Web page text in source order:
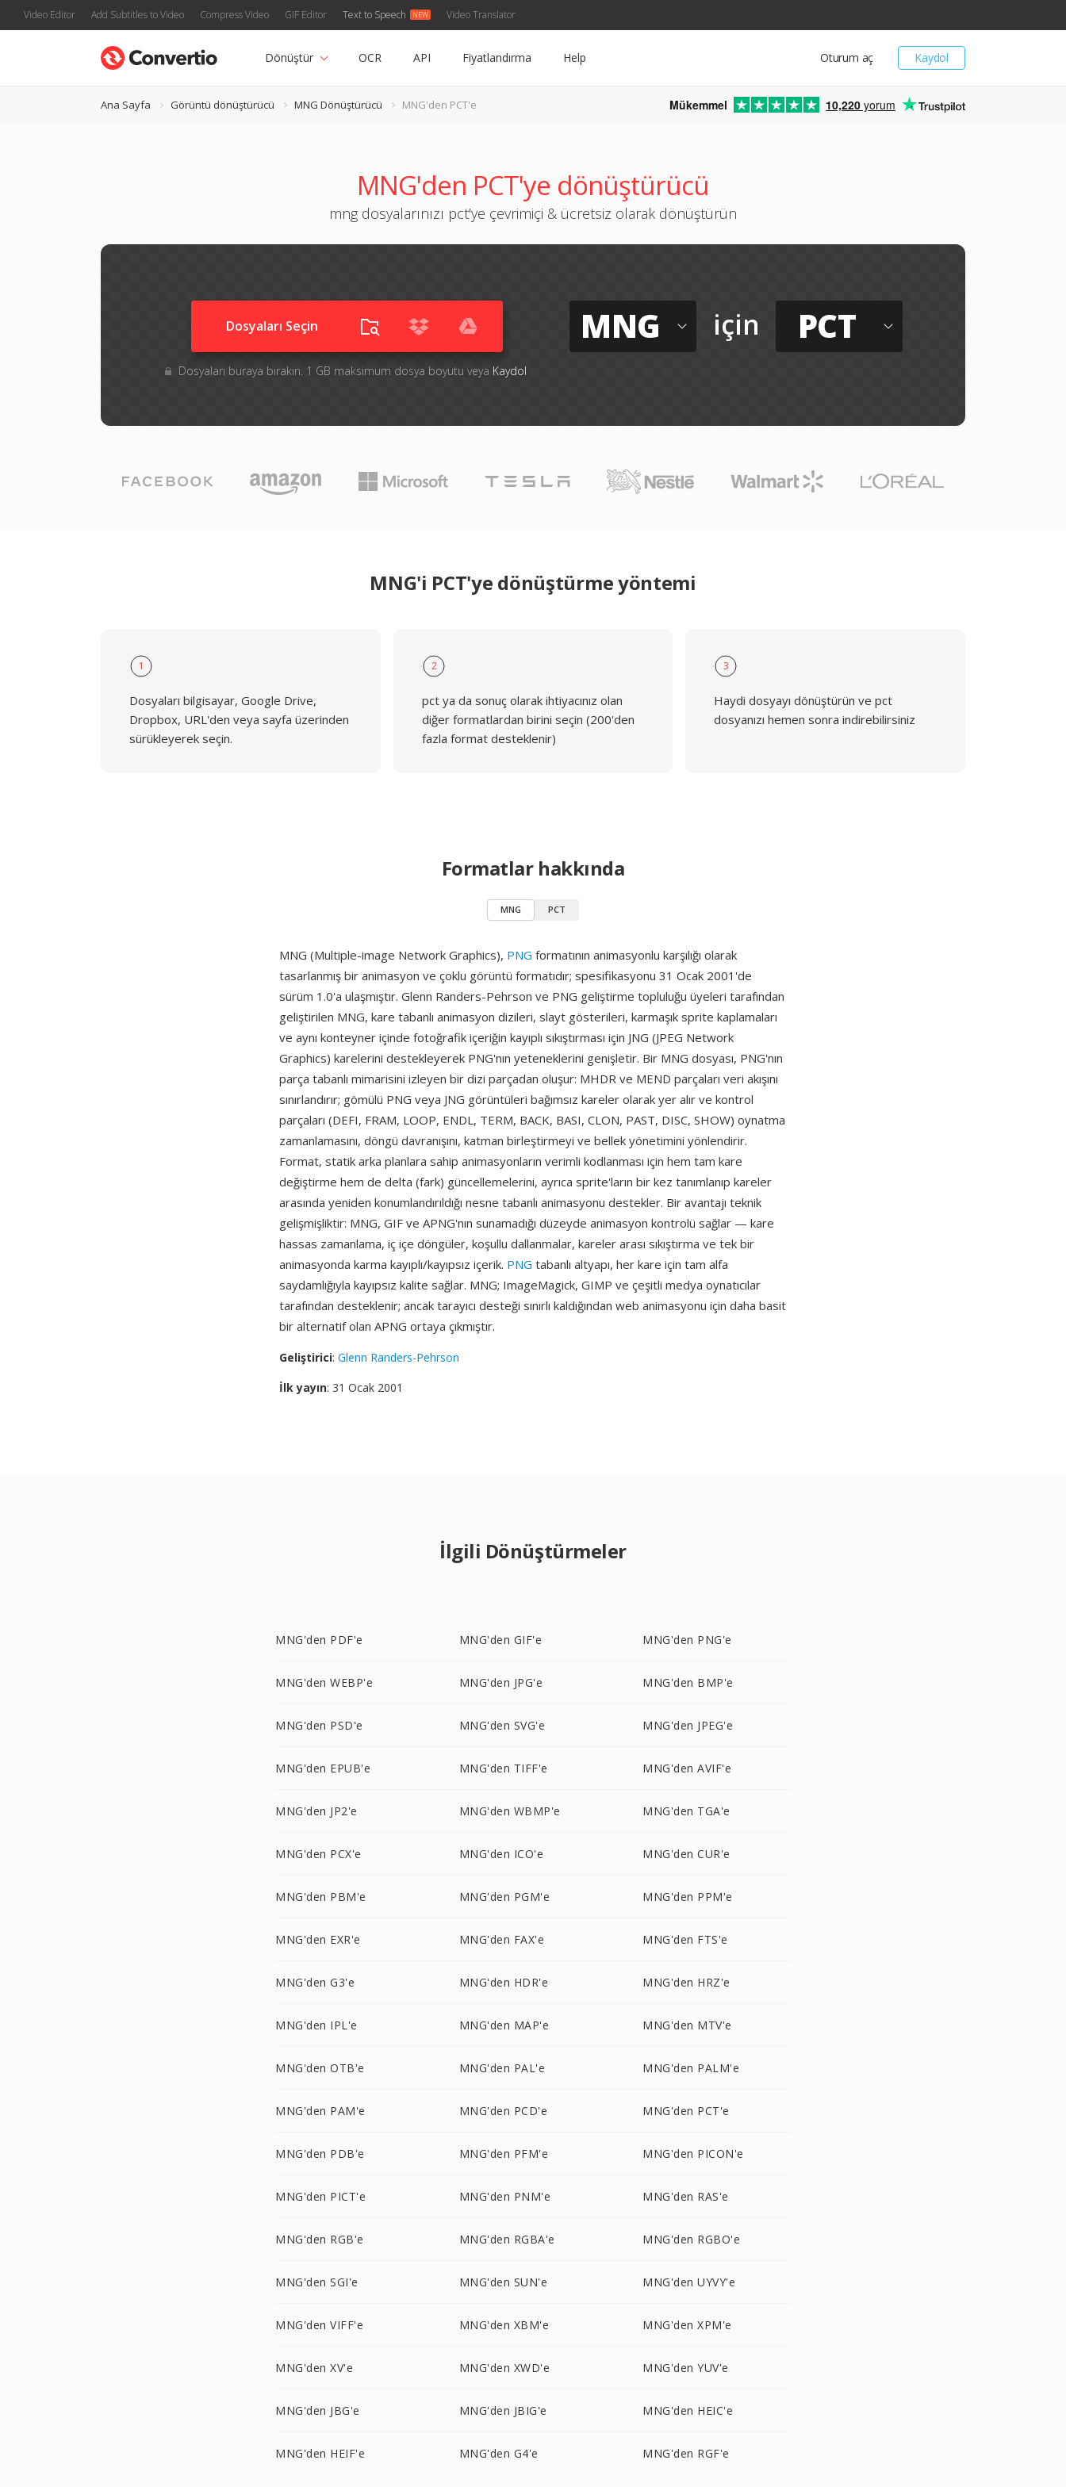
Video Editor Add Subtitles to Video Compress Video GIF Editor Text to Speech Video Translator
Kaydol
Oturum aç
Dönüştür OCR API Fiyatlandırma Help
Ana Sayfa Görüntü dönüştürücü MNG Dönüştürücü MNG'den PCT'e Mükemmel 10,220 yorum
MNG'den PCT'ye dönüştürücü
mng dosyalarınızı pct'ye çevrimiçi & ücretsiz olarak dönüştürün
Dosyaları Seçin
Dosyaları buraya bırakın. 1 GB maksimum dosya boyutu veya Kaydol
MNG için PCT
MNG'i PCT'ye dönüştürme yöntemi
1
Dosyaları bilgisayar, Google Drive,
Dropbox, URL'den veya sayfa üzerinden
sürükleyerek seçin.
2
pct ya da sonuç olarak ihtiyacınız olan
diğer formatlardan birini seçin (200'den
fazla format desteklenir)
3
Haydi dosyayı dönüştürün ve pct
dosyanızı hemen sonra indirebilirsiniz
Formatlar hakkında
MNG PCT
MNG (Multiple-image Network Graphics), PNG formatının animasyonlu karşılığı olarak
tasarlanmış bir animasyon ve çoklu görüntü formatıdır; spesifikasyonu 31 Ocak 2001'de
sürüm 1.0'a ulaşmıştır. Glenn Randers-Pehrson ve PNG geliştirme topluluğu üyeleri tarafından
geliştirilen MNG, kare tabanlı animasyon dizileri, slayt gösterileri, karmaşık sprite kaplamaları
ve aynı konteyner içinde fotoğrafik içeriğin kayıplı sıkıştırması için JNG (JPEG Network
Graphics) karelerini destekleyerek PNG'nın yeteneklerini genişletir. Bir MNG dosyası, PNG'nın
parça tabanlı mimarisini izleyen bir dizi parçadan oluşur: MHDR ve MEND parçaları veri akışını
sınırlandırır; gömülü PNG veya JNG görüntüleri bağımsız kareler olarak yer alır ve kontrol
parçaları (DEFI, FRAM, LOOP, ENDL, TERM, BACK, BASI, CLON, PAST, DISC, SHOW) oynatma
zamanlamasını, döngü davranışını, katman birleştirmeyi ve bellek yönetimini yönlendirir.
Format, statik arka planlara sahip animasyonların verimli kodlanması için hem tam kare
değiştirme hem de delta (fark) güncellemelerini, ayrıca sprite'ların bir kez tanımlanıp kareler
arasında yeniden konumlandırıldığı nesne tabanlı animasyonu destekler. Bir avantajı teknik
gelişmişliktir: MNG, GIF ve APNG'nın sunamadığı düzeyde animasyon kontrolü sağlar — kare
hassas zamanlama, iç içe döngüler, koşullu dallanmalar, kareler arası sıkıştırma ve tek bir
animasyonda karma kayıplı/kayıpsız içerik. PNG tabanlı altyapı, her kare için tam alfa
saydamlığıyla kayıpsız kalite sağlar. MNG; ImageMagick, GIMP ve çeşitli medya oynatıcılar
tarafından desteklenir; ancak tarayıcı desteği sınırlı kaldığından web animasyonu için daha basit
bir alternatif olan APNG ortaya çıkmıştır.
Geliştirici: Glenn Randers-Pehrson
İlk yayın: 31 Ocak 2001
İlgili Dönüştürmeler
MNG'den PDF'e MNG'den GIF'e MNG'den PNG'e
MNG'den WEBP'e MNG'den JPG'e MNG'den BMP'e
MNG'den PSD'e MNG'den SVG'e MNG'den JPEG'e
MNG'den EPUB'e MNG'den TIFF'e MNG'den AVIF'e
MNG'den JP2'e MNG'den WBMP'e MNG'den TGA'e
MNG'den PCX'e MNG'den ICO'e MNG'den CUR'e
MNG'den PBM'e MNG'den PGM'e MNG'den PPM'e
MNG'den EXR'e MNG'den FAX'e MNG'den FTS'e
MNG'den G3'e MNG'den HDR'e MNG'den HRZ'e
MNG'den IPL'e MNG'den MAP'e MNG'den MTV'e
MNG'den OTB'e MNG'den PAL'e MNG'den PALM'e
MNG'den PAM'e MNG'den PCD'e MNG'den PCT'e
MNG'den PDB'e MNG'den PFM'e MNG'den PICON'e
MNG'den PICT'e MNG'den PNM'e MNG'den RAS'e
MNG'den RGB'e MNG'den RGBA'e MNG'den RGBO'e
MNG'den SGI'e MNG'den SUN'e MNG'den UYVY'e
MNG'den VIFF'e MNG'den XBM'e MNG'den XPM'e
MNG'den XV'e MNG'den XWD'e MNG'den YUV'e
MNG'den JBG'e MNG'den JBIG'e MNG'den HEIC'e
MNG'den HEIF'e MNG'den G4'e MNG'den RGF'e